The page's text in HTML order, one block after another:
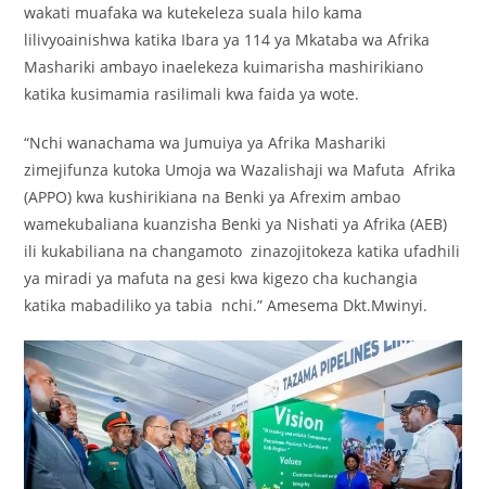
wakati muafaka wa kutekeleza suala hilo kama
lilivyoainishwa katika Ibara ya 114 ya Mkataba wa Afrika
Mashariki ambayo inaelekeza kuimarisha mashirikiano
katika kusimamia rasilimali kwa faida ya wote.
“Nchi wanachama wa Jumuiya ya Afrika Mashariki
zimejifunza kutoka Umoja wa Wazalishaji wa Mafuta Afrika
(APPO) kwa kushirikiana na Benki ya Afrexim ambao
wamekubaliana kuanzisha Benki ya Nishati ya Afrika (AEB)
ili kukabiliana na changamoto zinazojitokeza katika ufadhili
ya miradi ya mafuta na gesi kwa kigezo cha kuchangia
katika mabadiliko ya tabia nchi.” Amesema Dkt.Mwinyi.